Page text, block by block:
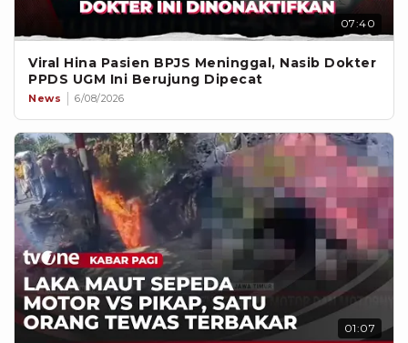
07:40
Viral Hina Pasien BPJS Meninggal, Nasib Dokter
PPDS UGM Ini Berujung Dipecat
News 6/08/2026
01:07